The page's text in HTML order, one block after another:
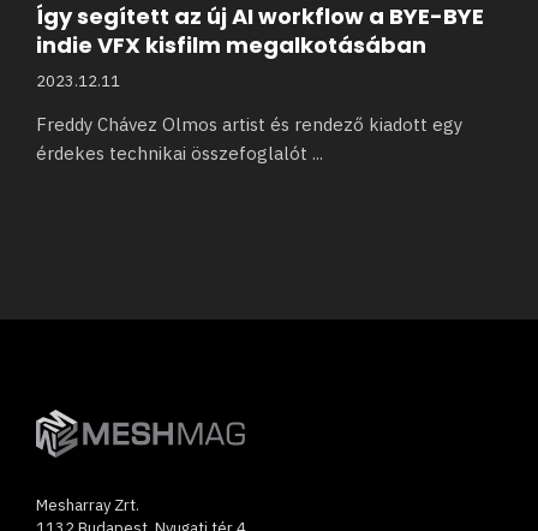
Így segített az új AI workflow a BYE-BYE
indie VFX kisfilm megalkotásában
2023.12.11
Freddy Chávez Olmos artist és rendező kiadott egy
érdekes technikai összefoglalót ...
Mesharray Zrt.